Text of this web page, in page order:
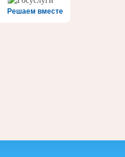
Решаем вместе